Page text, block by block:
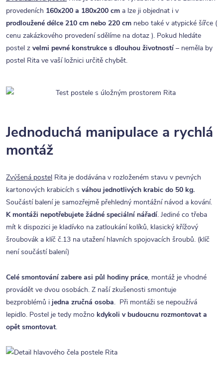
provedeních 160x200 a 180x200 cm a lze ji objednat i v
prodloužené délce 210 cm nebo 220 cm nebo také v atypické šířce (
cenu zakázkového provedení sdělíme na dotaz ). Pokud hledáte
postel z velmi pevné konstrukce s dlouhou životností – neměla by
postel Rita ve vaší ložnici určitě chybět.
Jednoduchá manipulace a rychlá
montáž
Zvýšená postel Rita je dodávána v rozloženém stavu v pevných
kartonových krabicích s váhou jednotlivých krabic do 50 kg.
Součástí balení je samozřejmě přehledný montážní návod a kování.
K montáži nepotřebujete žádné speciální nářadí. Jediné co třeba
mít k dispozici je kladívko na zatloukání kolíků, klasický křížový
šroubovák a klíč č.13 na utažení hlavních spojovacích šroubů. (klíč
není součástí balení)
Celé smontování zabere asi půl hodiny práce, montáž je vhodné
provádět ve dvou osobách. Z naší zkušenosti smontuje
bezproblémů i jedna zručná osoba. Při montáži se nepoužívá
lepidlo. Postel je tedy možno kdykoli v budoucnu rozmontovat a
opět smontovat.